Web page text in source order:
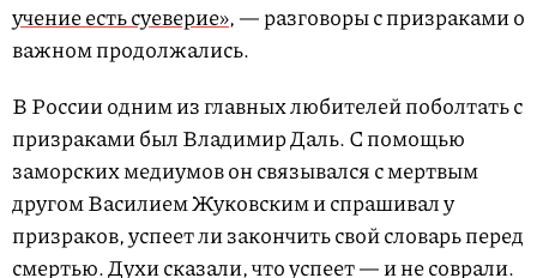
учение есть суеверие», — разговоры с призраками о
важном продолжались.
В России одним из главных любителей поболтать с
призраками был Владимир Даль. С помощью
заморских медиумов он связывался с мертвым
другом Василием Жуковским и спрашивал у
призраков, успеет ли закончить свой словарь перед
смертью. Духи сказали, что успеет — и не соврали.